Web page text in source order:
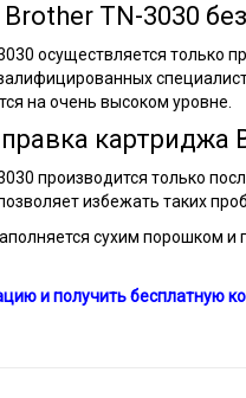
TN-3030
осуществляется только
на очень высоком уровне.
картриджа
производится только
избежать таких
сухим порошком
и получить бесплатную